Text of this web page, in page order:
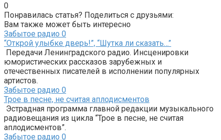
0
Понравилась статья? Поделиться с друзьями:
Вам также может быть интересно
Забытое радио 0
“Открой улыбке дверь!”, “Шутка ли сказать…”
Передачи Ленинградского радио. Инсценировки
юмористических рассказов зарубежных и
отечественных писателей в исполнении популярных
артистов.
Забытое радио 0
Трое в песне, не считая аплодисментов
Эстрадная программа главной редакции музыкального
радиовещания из цикла “Трое в песне, не считая
аплодисментов”.
Забытое радио 0